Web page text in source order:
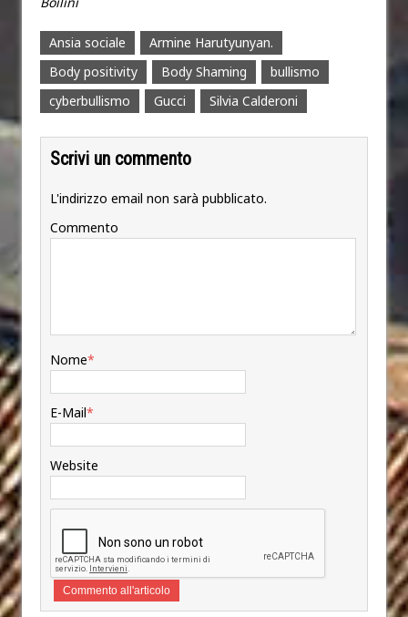
Ansia sociale
Armine Harutyunyan.
Body positivity
Body Shaming
bullismo
cyberbullismo
Gucci Silvia Calderoni
Scrivi un commento
L'indirizzo email non sarà pubblicato.
Commento
Nome*
E-Mail*
Website